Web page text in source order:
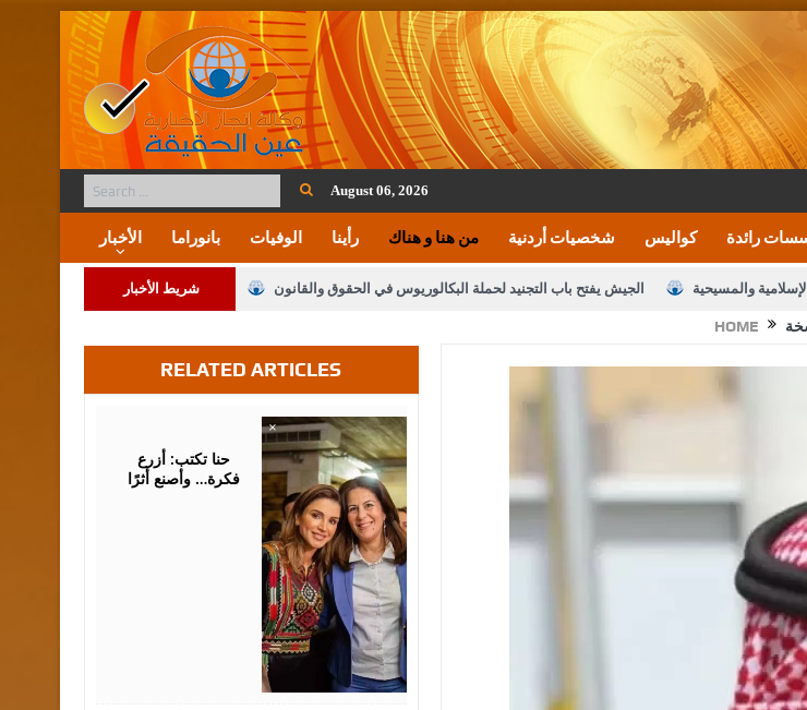
August 06, 2026
الأخبار بانوراما الوفيات رأينا من هنا و هناك شخصيات أردنية كواليس رائدة
شريط الأخبار الجيش يفتح باب التجنيد لحملة البكالوريوس في الحقوق والقانون والمسيحية
قانون الملكية العقارية
يلتقي رؤساء تحرير الصحف اليومية ويؤكد حرص مجلس النواب على شراكة فاعلة مع الإعلام
الملك يلتقي مجموعة من رفاق السلاح الملك يتلقى اتصالا هاتفيا من العاهل البحريني
عارف بيك فريحات.. مبارك وبكم تزهو المناصب
HOME
RELATED ARTICLES
حنا تكتب: أزرع
فكرة… وأصنع أثرًا